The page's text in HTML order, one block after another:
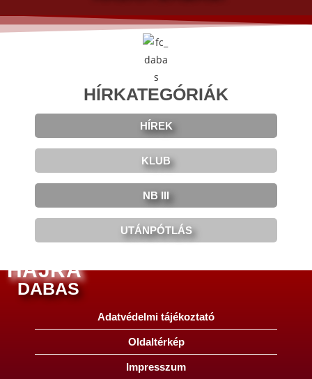
HÍRKATEGÓRIÁK
HÍREK
KLUB
NB III
UTÁNPÓTLÁS
HAJRÁ
DABAS
Adatvédelmi tájékoztató
Oldaltérkép
Impresszum